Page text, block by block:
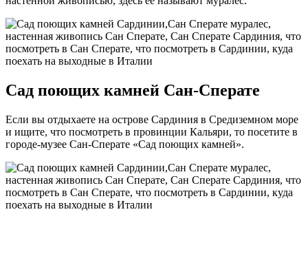
Сад поющих камней Сан-Сперате
Если вы отдыхаете на острове Сардиния в Средиземном море
и ищите, что посмотреть в провинции Кальяри, то посетите в
городе-музее Сан-Сперате «‎Сад поющих камней».